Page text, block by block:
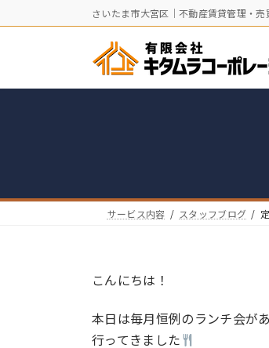
ン
ツ
ビ
シ
さいたま市大宮区｜不動産賃貸管理・売
サービス内容 スタッフブログ
こんにちは！
本日は毎月恒例のランチ会が
行ってきました